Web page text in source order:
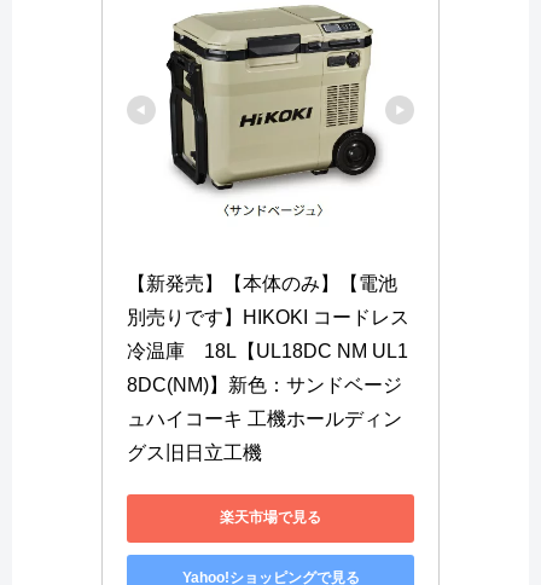
【新発売】【本体のみ】【電池
別売りです】HIKOKI コードレス
冷温庫　18L【UL18DC NM UL1
8DC(NM)】新色：サンドベージ
ュハイコーキ 工機ホールディン
グス旧日立工機
楽天市場で見る
Yahoo!ショッピングで見る